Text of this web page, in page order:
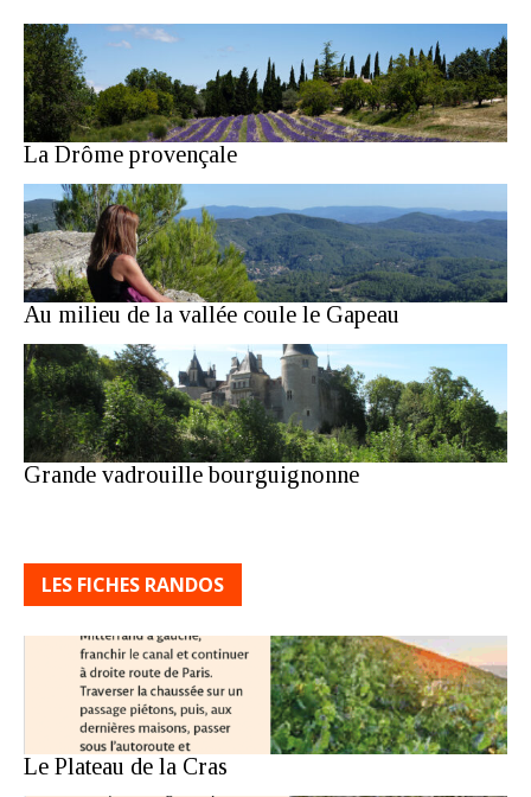
La Drôme provençale
Au milieu de la vallée coule le Gapeau
Grande vadrouille bourguignonne
LES FICHES RANDOS
Le Plateau de la Cras